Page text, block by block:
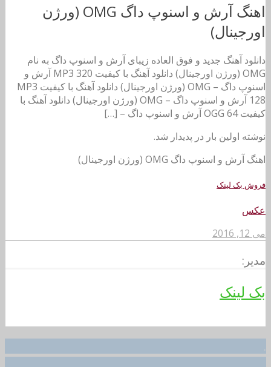
اهنگ آرش و اسنوپ داگ OMG (ورژن
اورجینال)
دانلود آهنگ جدید و فوق العاده زیبای آرش و اسنوپ داگ به نام
OMG (ورژن اورجینال) دانلود آهنگ با کیفیت MP3 320 آرش و
اسنوپ داگ – OMG (ورژن اورجینال) دانلود آهنگ با کیفیت MP3
128 آرش و اسنوپ داگ – OMG (ورژن اورجینال) دانلود آهنگ با
کیفیت OGG 64 آرش و اسنوپ داگ – […]
نوشته اولین بار در پدیدار شد.
اهنگ آرش و اسنوپ داگ OMG (ورژن اورجینال)
فروش بک لینک
عکس
می 12, 2016
مدیر:
بک لینک
.